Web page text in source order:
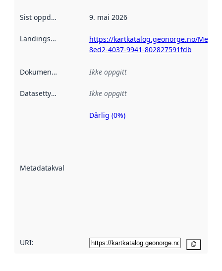
Sist oppdatert 9. mai 2026
Landingsside
https://kartkatalog.geonorge.no/
8ed2-4037-9941-802827591fdb
Dokumentasjon Ikke oppgitt
Datasettype Ikke oppgitt
Metadatakvalitet
Metadatakvalitet
Dårlig (0%)
URI: